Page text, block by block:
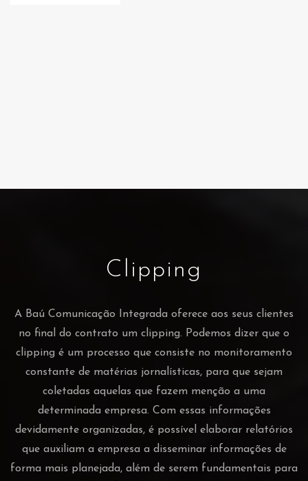
Clipping
A Baú Comunicação Integrada oferece aos seus clientes
no final do contrato um clipping. Podemos dizer que o
clipping é um processo que consiste no monitoramento
constante de matérias jornalísticas, para que sejam
coletadas aquelas que fazem menção a uma
determinada empresa. Com essas informações
devidamente organizadas, é possível elaborar relatórios
que auxiliam a empresa a disseminar informações de
forma mais planejada, além de serem fundamentais para